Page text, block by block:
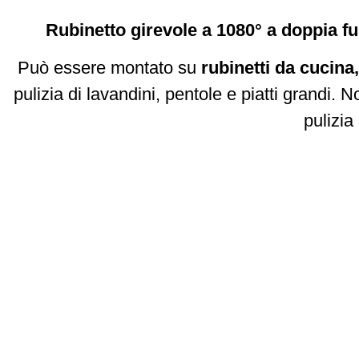
Rubinetto girevole a 1080° a doppia
Può essere montato su rubinetti da
pulizia di lavandini, pentole e piatti grandi.
pulizia